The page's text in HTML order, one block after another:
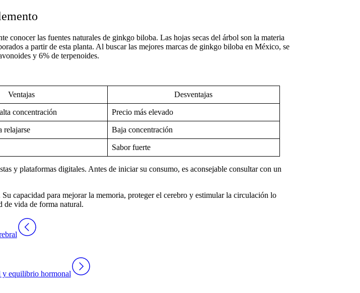
conocer las fuentes naturales de ginkgo biloba. Las hojas secas del árbol son la materia
a partir de esta planta. Al buscar las mejores marcas de ginkgo biloba en México, se
y 6% de terpenoides.
Ventajas Desventajas
concentración Precio más elevado
relajarse Baja concentración
Sabor fuerte
y plataformas digitales. Antes de iniciar su consumo, es aconsejable consultar con un
capacidad para mejorar la memoria, proteger el cerebro y estimular la circulación lo
de vida de forma natural.
y equilibrio hormonal